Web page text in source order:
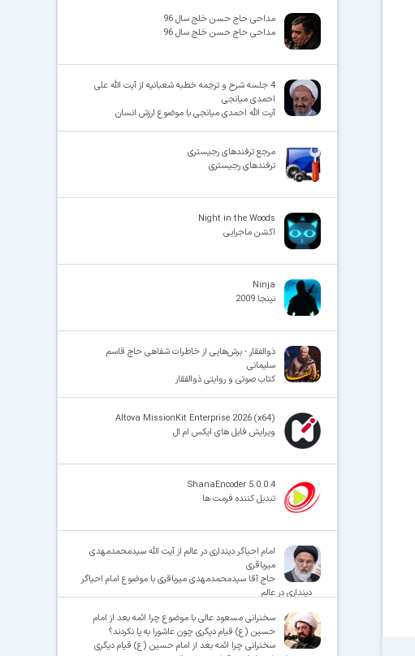
مداحی حاج حسن خلج سال 96
مداحی حاج حسن خلج سال 96
4 جلسه شرح و ترجمه خطبه شعبانیه از آیت الله علی
احمدی میانجی
آیت الله احمدی میانجی با موضوع ارزش انسان
مرجع ترفندهای رجیستری
ترفندهای رجیستری
Night in the Woods
اکشن ماجرایی
Ninja
نینجا 2009
ذوالفقار - برش‌هایی از خاطرات شفاهی حاج قاسم
سلیمانی
کتاب صوتی و روایتی ذوالفقار
Altova MissionKit Enterprise 2026 (x64)
ویرایش فایل های ایکس ام ال
ShanaEncoder 5.0.0.4
تبدیل کننده فرمت ها
امام احیاگر دینداری در عالم از آیت الله سیدمحمدمهدی
میرباقری
حاج آقا سیدمحمدمهدی میرباقری با موضوع امام احیاگر
دینداری در عالم
سخنرانی مسعود عالی با موضوع چرا ائمه بعد از امام
حسین (ع) قیام دیگری چون عاشورا به پا نکردند؟
سخنرانی چرا ائمه بعد از امام حسین (ع) قیام دیگری